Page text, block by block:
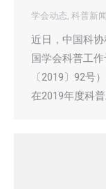
学会动态, 科普新闻
近日，中国科
国学会科普工
〔2019〕92号
在2019年度科